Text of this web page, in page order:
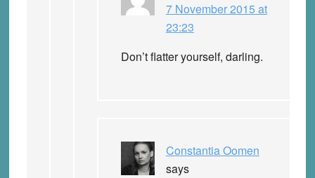
7 November 2015 at
23:23
Don’t flatter yourself, darling.
Constantia Oomen
says